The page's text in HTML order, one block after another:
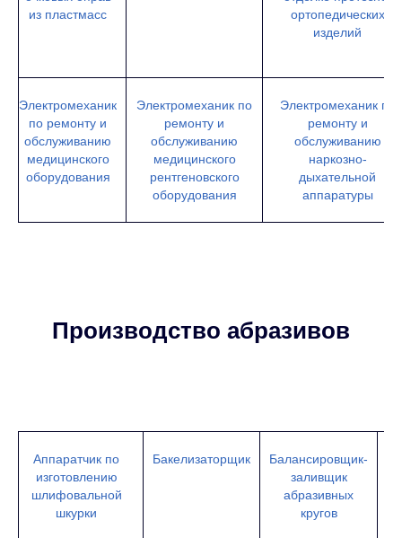
из пластмасс
ортопедических
изделий
Электромеханик
по ремонту и
обслуживанию
медицинского
оборудования
Электромеханик по
ремонту и
обслуживанию
медицинского
рентгеновского
оборудования
Электромеханик по
ремонту и
обслуживанию
наркозно-
дыхательной
аппаратуры
Производство абразивов
Аппаратчик по
изготовлению
шлифовальной
шкурки
Бакелизаторщик
Балансировщик-
заливщик
абразивных
кругов